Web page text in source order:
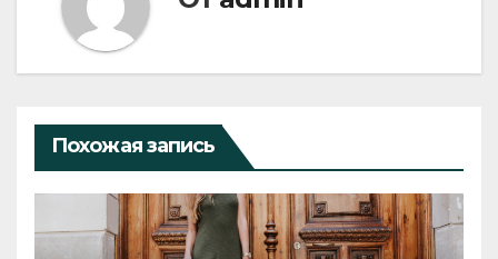
Похожая запись